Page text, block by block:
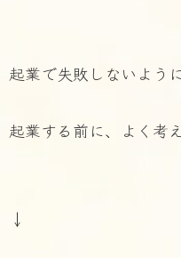
起業で失敗しないように
起業する前に、よく考
↓